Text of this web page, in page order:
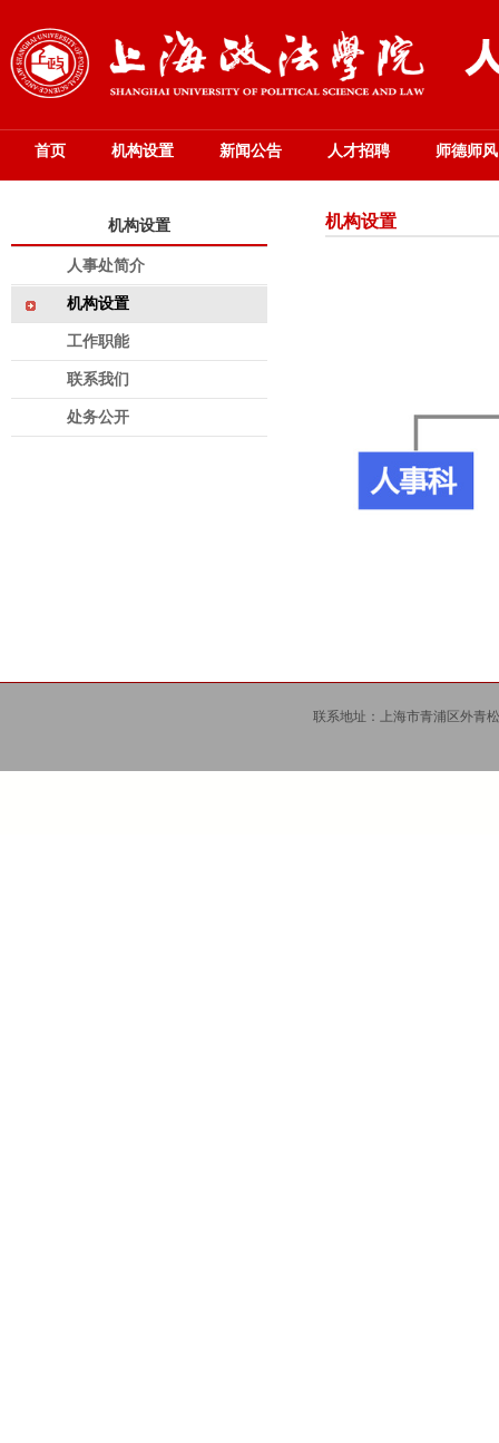
首页 机构设置 新闻公告 人才招聘 师德师风
机构设置
人事处简介
机构设置
工作职能
联系我们
处务公开
机构设置
联系地址：上海市青浦区外青